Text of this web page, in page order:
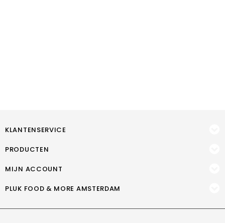
KLANTENSERVICE
PRODUCTEN
MIJN ACCOUNT
PLUK FOOD & MORE AMSTERDAM